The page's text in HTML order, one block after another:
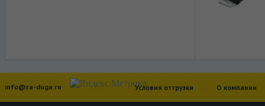
info@ra-duga.ru Условия отгрузки О компании